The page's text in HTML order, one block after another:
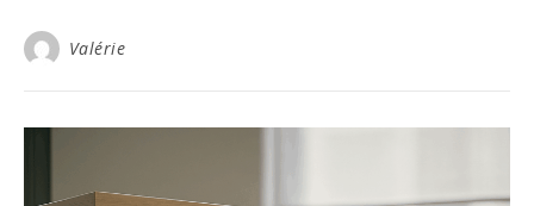
Valérie